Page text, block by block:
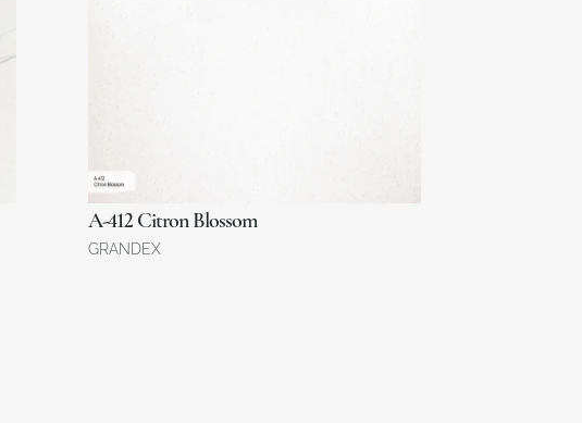
A-412 Citron Blossom
GRANDEX